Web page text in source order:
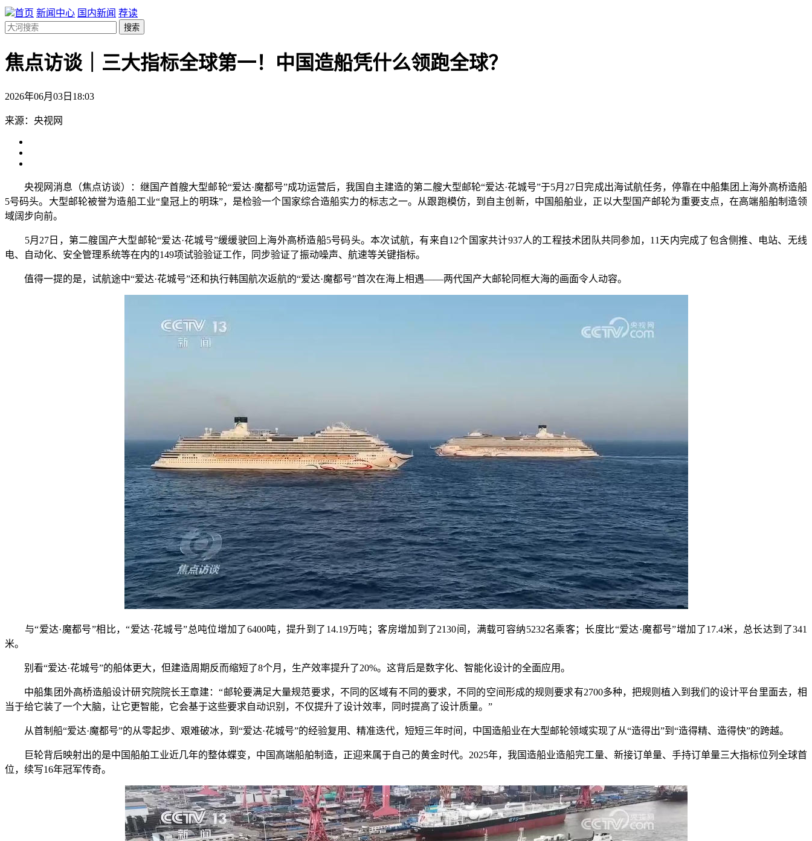
首页 新闻中心 国内新闻 荐读
搜索
焦点访谈｜三大指标全球第一！中国造船凭什么领跑全球？
2026年06月03日18:03
来源：央视网
央视网消息（焦点访谈）：继国产首艘大型邮轮“爱达·魔都号”成功运营后，我国自主建造的第二艘大型邮轮“爱达·花城号”于5月27日完成出海试航任务，停靠在中船集团上海外高桥造船
5号码头。大型邮轮被誉为造船工业“皇冠上的明珠”，是检验一个国家综合造船实力的标志之一。从跟跑模仿，到自主创新，中国船舶业，正以大型国产邮轮为重要支点，在高端船舶制造领
域阔步向前。
5月27日，第二艘国产大型邮轮“爱达·花城号”缓缓驶回上海外高桥造船5号码头。本次试航，有来自12个国家共计937人的工程技术团队共同参加，11天内完成了包含侧推、电站、无线
电、自动化、安全管理系统等在内的149项试验验证工作，同步验证了振动噪声、航速等关键指标。
值得一提的是，试航途中“爱达·花城号”还和执行韩国航次返航的“爱达·魔都号”首次在海上相遇——两代国产大邮轮同框大海的画面令人动容。
与“爱达·魔都号”相比，“爱达·花城号”总吨位增加了6400吨，提升到了14.19万吨；客房增加到了2130间，满载可容纳5232名乘客；长度比“爱达·魔都号”增加了17.4米，总长达到了341
米。
别看“爱达·花城号”的船体更大，但建造周期反而缩短了8个月，生产效率提升了20%。这背后是数字化、智能化设计的全面应用。
中船集团外高桥造船设计研究院院长王章建：“邮轮要满足大量规范要求，不同的区域有不同的要求，不同的空间形成的规则要求有2700多种，把规则植入到我们的设计平台里面去，相
当于给它装了一个大脑，让它更智能，它会基于这些要求自动识别，不仅提升了设计效率，同时提高了设计质量。”
从首制船“爱达·魔都号”的从零起步、艰难破冰，到“爱达·花城号”的经验复用、精准迭代，短短三年时间，中国造船业在大型邮轮领域实现了从“造得出”到“造得精、造得快”的跨越。
巨轮背后映射出的是中国船舶工业近几年的整体蝶变，中国高端船舶制造，正迎来属于自己的黄金时代。2025年，我国造船业造船完工量、新接订单量、手持订单量三大指标位列全球首
位，续写16年冠军传奇。